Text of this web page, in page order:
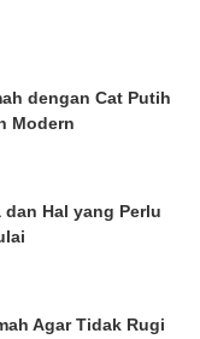
dengan Cat Putih
Modern
Hal yang Perlu
Agar Tidak Rugi